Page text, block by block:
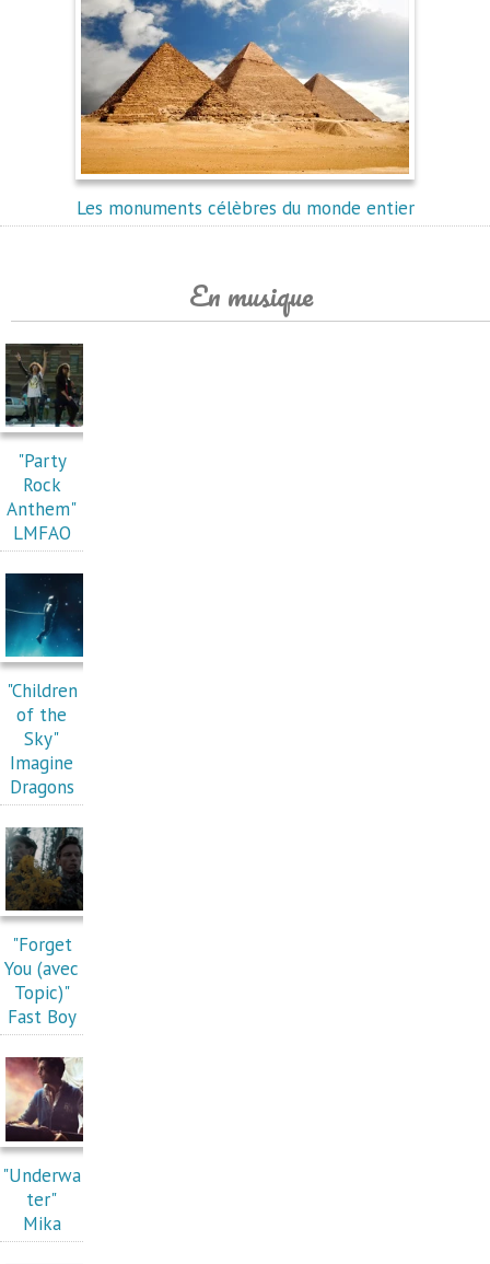
Les monuments célèbres du monde entier
En musique
"Party
Rock
Anthem"
LMFAO
"Children
of the
Sky"
Imagine
Dragons
"Forget
You (avec
Topic)"
Fast Boy
"Underwa
ter"
Mika